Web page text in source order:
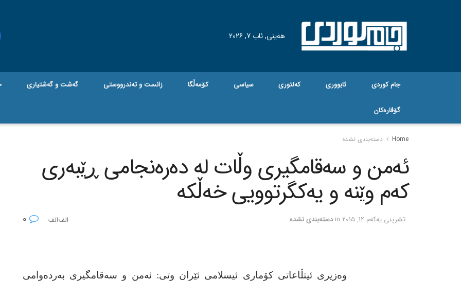
هه‌ینی, ئاب 7, 2026
جام کوردی ئابووری کەلتوری سیاسی کۆمەڵگا زانست و تەندرووستی گه‌شت و گه‌شتیاری
گۆڤاره‌کان
Home دسته‌بندی نشده
ئه‌من و سه‌قامگیری وڵات له‌ ده‌ره‌نجامی ڕێبه‌ری
که‌م وێنه‌ و یه‌کگرتوویی خه‌ڵکه‌
تشرینی یه‌كه‌م 12, 2015 in دسته‌بندی نشده
وه‌زیری ئیتڵاعاتی کۆماری ئیسلامی ئێران وتی: ئه‌من و سه‌قامگیری به‌رده‌وامی